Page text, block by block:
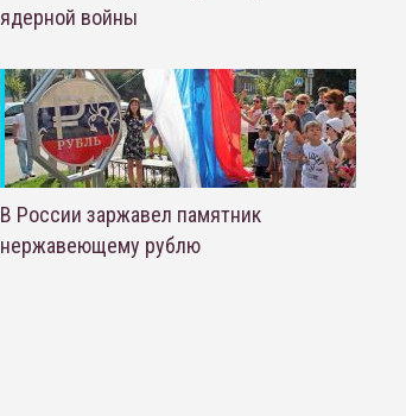
ядерной войны
В России заржавел памятник
нержавеющему рублю